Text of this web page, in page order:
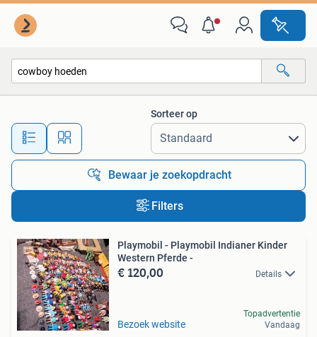
Alle afstanden…
Sorteer op
Bewaar je zoekopdracht
Filters
Playmobil - Playmobil Indianer Kinder
Western Pferde -
€ 120,00 Details
Bezoek website
Topadvertentie
Vandaag